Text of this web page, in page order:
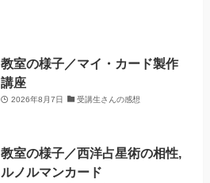
教室の様子／マイ・カード製作
講座
2026年8月7日 受講生さんの感想
教室の様子／西洋占星術の相性,
ルノルマンカード